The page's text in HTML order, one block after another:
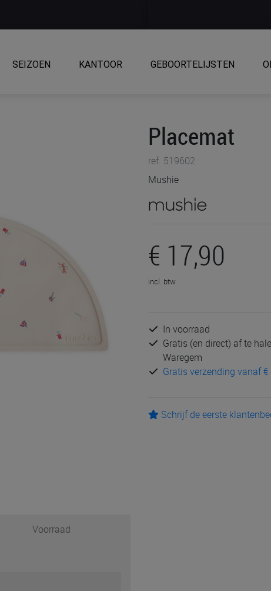
SEIZOEN KANTOOR GEBOORTELIJSTEN
Voorraad
Placemat
ref. 519602
Mushie
€ 17,90
incl. btw
In voorraad
Gratis (en direct) af te
Waregem
Gratis verzending vanaf €
Schrijf de eerste